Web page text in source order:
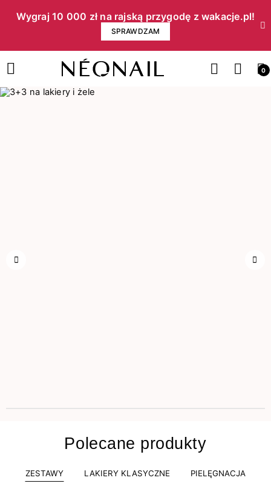
Wygraj 10 000 zł na rajską przygodę z wakacje.pl!​
SPRAWDZAM
0
Polecane produkty
ZESTAWY LAKIERY KLASYCZNE PIELĘGNACJA